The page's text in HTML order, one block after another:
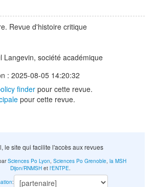
Revue d'histoire critique
Langevin, société académique
: 2025-08-05 14:20:32
finder pour cette revue.
pour cette revue.
le site qui facilite l'accès aux revues
Sciences Po Lyon, Sciences Po Grenoble, la MSH
Dijon/RNMSH et l'ENTPE.
: